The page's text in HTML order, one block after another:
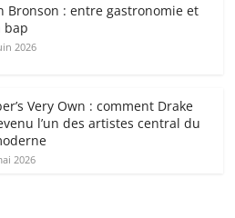
Bronson : entre gastronomie et
bap
2026
Very Own : comment Drake
l’un des artistes central du
2026